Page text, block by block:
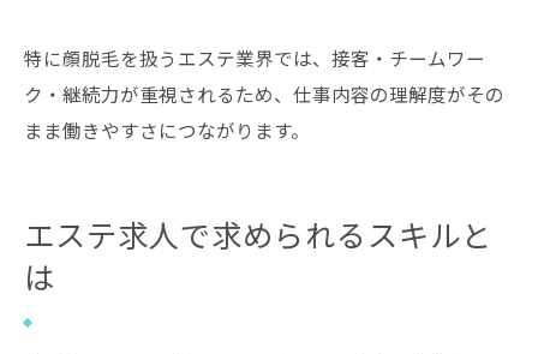
特に顔脱毛を扱うエステ業界では、接客・チームワー
ク・継続力が重視されるため、仕事内容の理解度がその
まま働きやすさにつながります。
エステ求人で求められるスキルと
は